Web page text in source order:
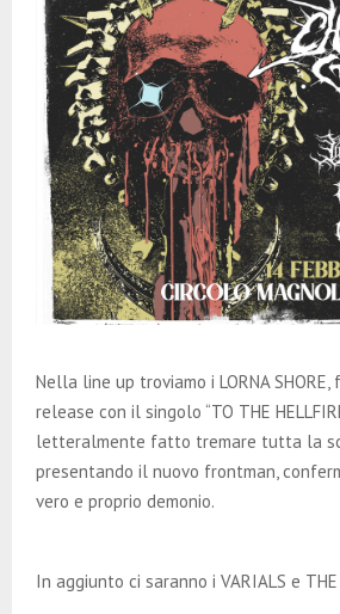
Nella line up troviamo i LORNA
release con il singolo “TO THE
letteralmente fatto tremare tutta la
presentando il nuovo frontman,
vero e proprio demonio.
In aggiunto ci saranno i VARIALS e THE